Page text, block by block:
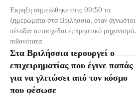
Έκρηξη σημειώθηκε στις 00:50 τα
ξημερώματα στα Βριλήσσια, όταν άγνωστοι
πέταξαν αυτοσχέδιο εμπρηστικό μηχανισμό,
πιθανότατα
Στα Βριλήσσια ιερουργεί ο
επιχειρηματίας που έγινε παπάς
για να γλιτώσει από τον κόσμο
που φέσωσε